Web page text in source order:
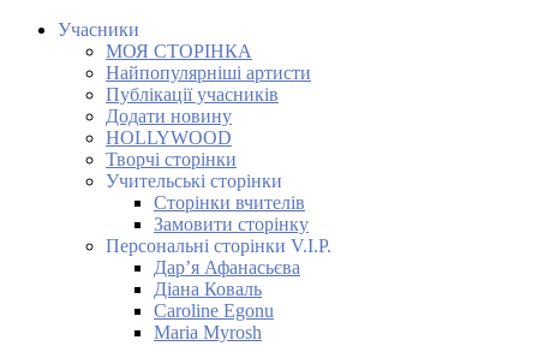
Учасники
МОЯ СТОРІНКА
Найпопулярніші артисти
Публікації учасників
Додати новину
HOLLYWOOD
Творчі сторінки
Учительські сторінки
Сторінки вчителів
Замовити сторінку
Персональні сторінки V.I.P.
Дар’я Афанасьєва
Діана Коваль
Caroline Egonu
Maria Myrosh